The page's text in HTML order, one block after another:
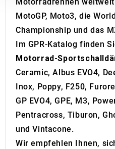
our social media,
may combine it with other
provided to them or that
of their services.
MotoGP, Moto3, die
Championship und das
Im GPR-Katalog finden
Motorrad-
Ceramic, Albus EVO4,
Inox, Poppy, F250,
GP EVO4, GPE, M3,
Pentracross, Tiburon,
und Vintacone.
Wir empfehlen Ihnen,